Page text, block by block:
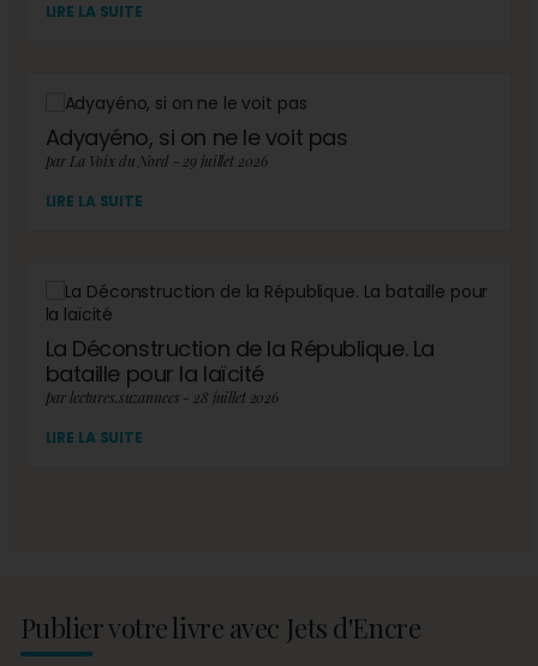
LIRE LA SUITE
Adyayéno, si on ne le voit pas
par La Voix du Nord - 29 juillet 2026
LIRE LA SUITE
La Déconstruction de la République. La
bataille pour la laïcité
par lectures.suzannees - 28 juillet 2026
LIRE LA SUITE
Publier votre livre avec Jets d'Encre